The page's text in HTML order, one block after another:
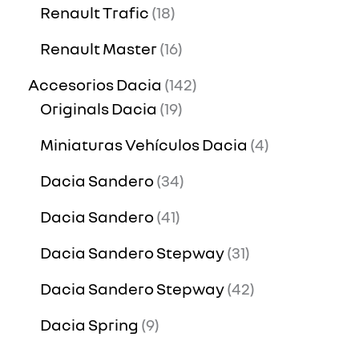
Renault Trafic 18
Renault Master 16
Accesorios Dacia 142
Originals Dacia 19
Miniaturas Vehículos Dacia 4
Dacia Sandero 34
Dacia Sandero 41
Dacia Sandero Stepway 31
Dacia Sandero Stepway 42
Dacia Spring 9